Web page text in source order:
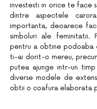
investesti in orice te face
dintre aspectele
importanta, deoarece
simboluri ale feminitatii.
pentru a obtine podoaba
ti-ai dorit-o mereu,
putea ajunge intr-un
diverse modele de
obtii o coafura elaborata